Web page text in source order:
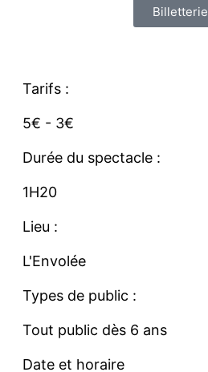
Billetterie
Tarifs :
5€ - 3€
Durée du spectacle :
1H20
Lieu :
L'Envolée
Types de public :
Tout public dès 6 ans
Date et horaire